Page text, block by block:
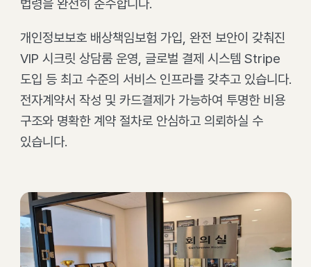
법령을 완전히 준수합니다.
개인정보보호 배상책임보험 가입, 완전 보안이 갖춰진
VIP 시크릿 상담룸 운영, 글로벌 결제 시스템 Stripe
도입 등 최고 수준의 서비스 인프라를 갖추고 있습니다.
전자계약서 작성 및 카드결제가 가능하여 투명한 비용
구조와 명확한 계약 절차로 안심하고 의뢰하실 수
있습니다.